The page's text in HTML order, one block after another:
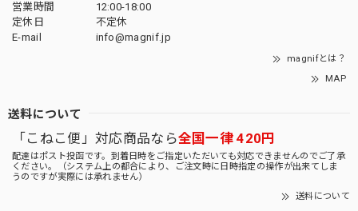
営業時間
12:00-18:00
定休日
不定休
E-mail
info@magnif.jp
magnifとは？
MAP
送料について
「こねこ便」対応商品なら全国一律 420円
配達はポスト投函です。到着日時をご指定いただいても対応できませんのでご了承
ください。（システム上の都合により、ご注文時に日時指定の操作が出来てしま
うのですが実際には承れません）
送料について